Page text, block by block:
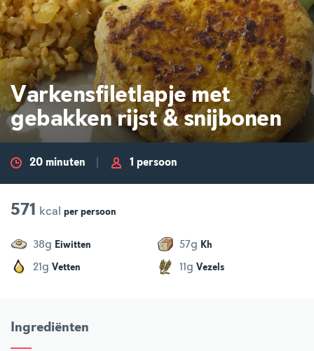
Varkensfiletlapje met
gebakken rijst & snijbonen
20 minuten 1 persoon
571 kcal per persoon
38g Eiwitten 57g Kh
21g Vetten 11g Vezels
Ingrediënten